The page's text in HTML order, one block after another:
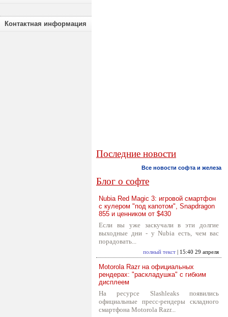
Контактная информация
Последние новости
Все новости софта и железа
Блог о софте
Nubia Red Magic 3: игровой смартфон
с кулером "под капотом", Snapdragon
855 и ценником от $430
Если вы уже заскучали в эти долгие
выходные дни - у Nubia есть, чем вас
порадовать...
полный текст | 15:40 29 апреля
Motorola Razr на официальных
рендерах: "раскладушка" с гибким
дисплеем
На ресурсе Slashleaks появились
официальные пресс-рендеры складного
смартфона Motorola Razr...